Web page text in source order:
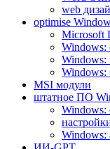
web
optimise
Microsoft
Windows:
Windows:
Windows:
MSI модули
штатное ПО
Windows: